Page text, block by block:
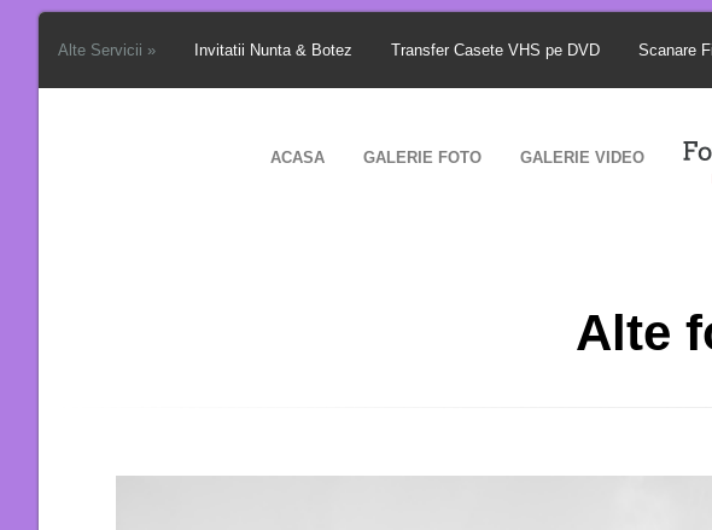
Alte Servicii » Invitatii Nunta & Botez Transfer Casete VHS pe DVD Scanare
ACASA GALERIE FOTO GALERIE VIDEO
Alte